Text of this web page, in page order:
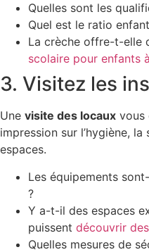
Quelles sont les
Quel est le ratio
La crèche offre-t-elle
scolaire pour enfants
3. Visitez les
Une visite des locaux vous
impression sur l’hygiène,
espaces.
Les équipements
?
Y a-t-il des espaces
puissent découvrir
Quelles mesures de